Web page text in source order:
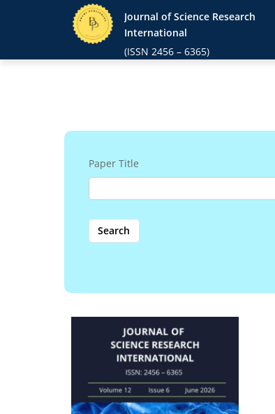
Journal of Science Research
International
(ISSN 2456 – 6365)
Paper Title